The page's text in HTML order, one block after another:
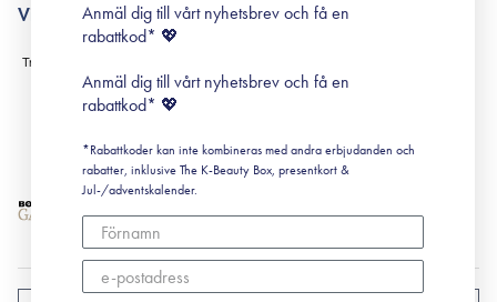
Black Friday
Villkor
Leverans & Retur
Köpvillkor
Prenumerationsvillkor
Cookiepolicy
Anmäl dig till vårt nyhetsbrev och få en
rabattkod* 💖
Anmäl dig till vårt nyhetsbrev och få en
rabattkod* 💖
*Rabattkoder kan inte kombineras med andra erbjudanden och
rabatter, inklusive The K-Beauty Box, presentkort &
Jul-/adventskalender.